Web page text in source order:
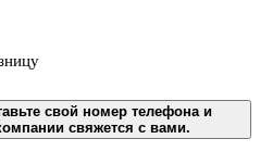
свой номер телефона и
свяжется с вами.